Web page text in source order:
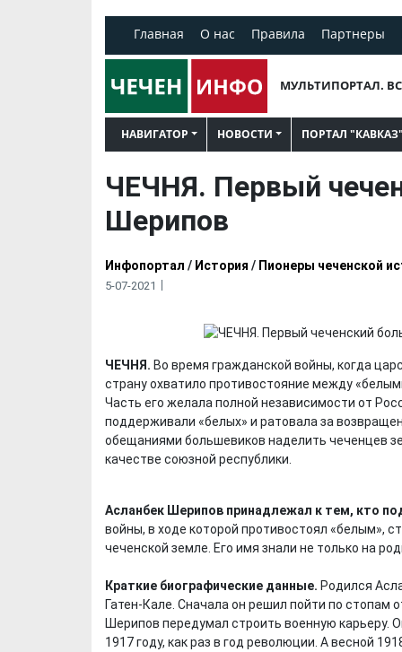
Главная О нас Правила Партнеры
МУЛЬТИПОРТАЛ.
НАВИГАТОР НОВОСТИ ПОРТАЛ "КАВКАЗ"
ЧЕЧНЯ. Первый
Шерипов
Инфопортал / История / Пионеры чеченской
5-07-2021
ЧЕЧНЯ. Во время гражданской войны, когда
страну охватило противостояние между
Часть его желала полной независимости от
поддерживали «белых» и ратовала за
обещаниями большевиков наделить чеченцев
качестве союзной республики.
Асланбек Шерипов принадлежал к тем, кто
войны, в ходе которой противостоял «белым»,
чеченской земле. Его имя знали не только на
Краткие биографические данные. Родился
Гатен-Кале. Сначала он решил пойти по стопам
Шерипов передумал строить военную карьеру.
1917 году, как раз в год революции. А весной